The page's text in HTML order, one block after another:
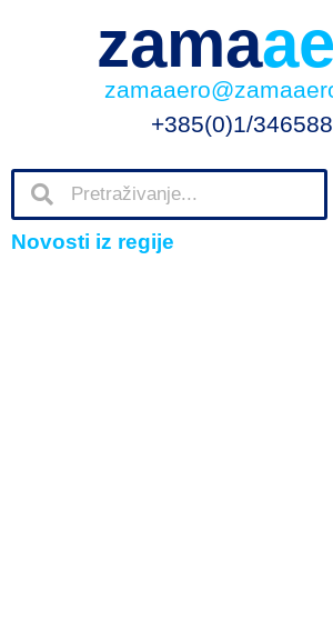
zama
+385(0)1/
Novosti iz regije